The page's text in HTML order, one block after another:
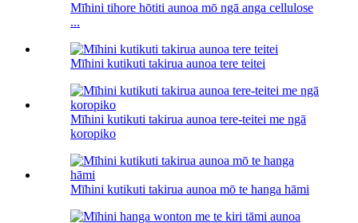
Mīhini tihore hōtiti aunoa mō ngā anga cellulose
...
Mīhini kutikuti takirua aunoa tere teitei
Mīhini kutikuti takirua aunoa tere-teitei me ngā
koropiko
Mīhini kutikuti takirua aunoa mō te hanga hāmi